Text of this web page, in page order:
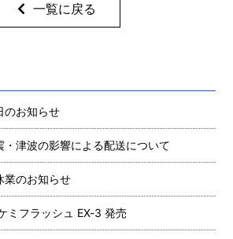
一覧に戻る
のお知らせ
・津波の影響による配送について
業のお知らせ
ミフラッシュ EX-3 発売